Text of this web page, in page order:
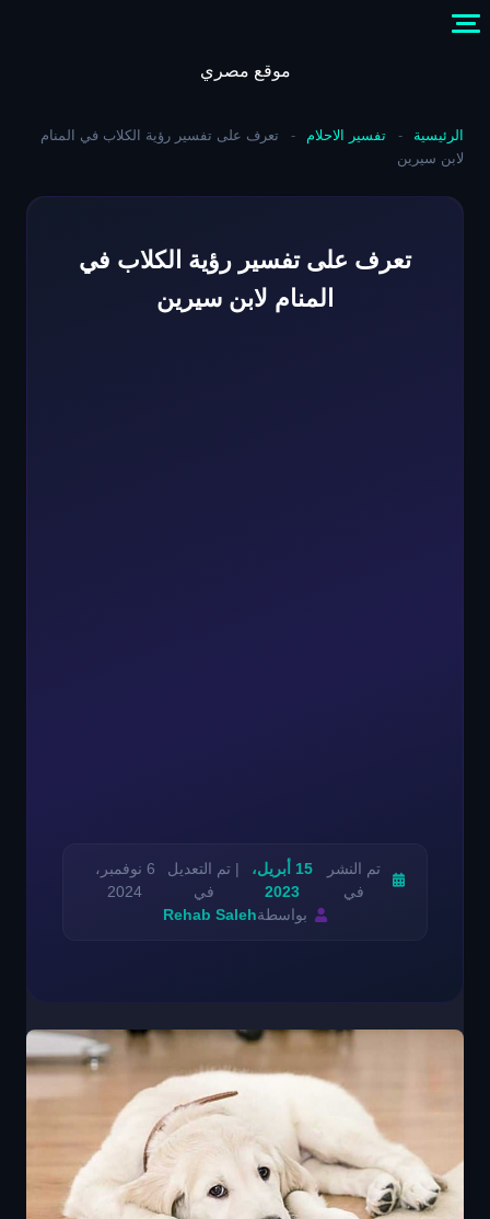
موقع مصري
الرئيسية - تفسير الاحلام -
تعرف على تفسير رؤية الكلاب في المنام
لابن سيرين
تعرف على تفسير رؤية الكلاب في
المنام لابن سيرين
تم النشر
في
15 أبريل،
2023
| تم التعديل
في
6 نوفمبر،
2024
بواسطةRehab Saleh